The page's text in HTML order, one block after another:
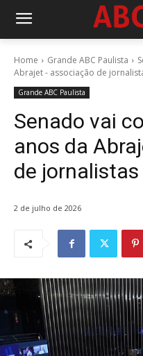
Home Grande ABC Paulista
Abrajet - associação de
Grande ABC Paulista
Senado vai
anos da
de
2 de julho de 2026